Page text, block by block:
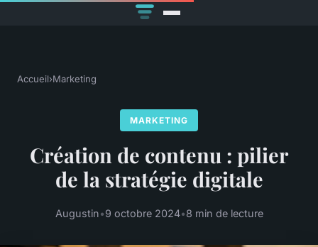
Accueil›Marketing
MARKETING
Création de contenu : pilier
de la stratégie digitale
Augustin•9 octobre 2024•8 min de lecture